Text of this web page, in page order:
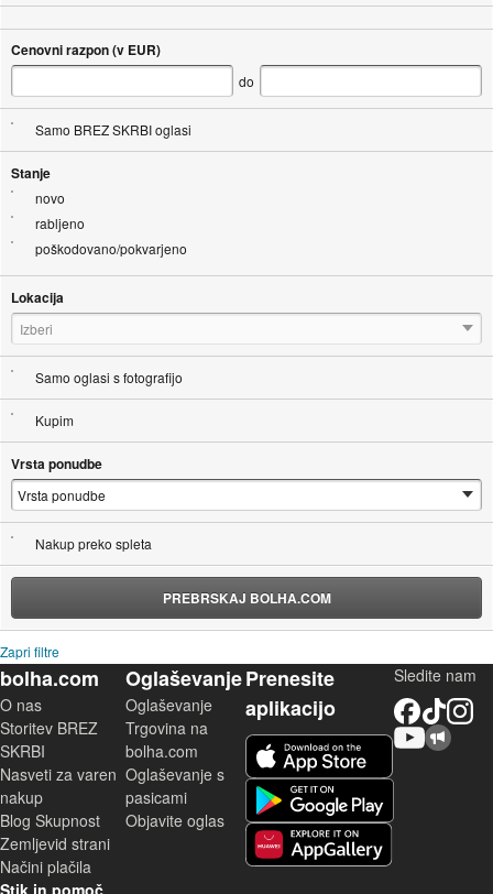
Cenovni razpon (v EUR)
do
Samo BREZ SKRBI oglasi
Stanje
novo
rabljeno
poškodovano/pokvarjeno
Lokacija
Izberi
Samo oglasi s fotografijo
Kupim
Vrsta ponudbe
Nakup preko spleta
PREBRSKAJ BOLHA.COM
Zapri filtre
bolha.com
O nas
Storitev BREZ
SKRBI
Nasveti za varen
nakup
Blog Skupnost
Zemljevid strani
Načini plačila
Oglaševanje
Oglaševanje
Trgovina na
bolha.com
Oglaševanje s
pasicami
Objavite oglas
Prenesite
aplikacijo
Sledite nam